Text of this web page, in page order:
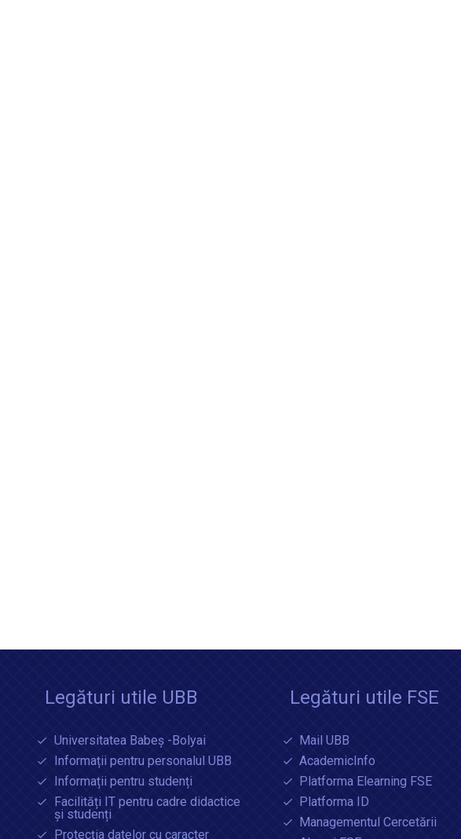
Legături utile UBB
Universitatea Babeș -Bolyai
Informații pentru personalul UBB
Informații pentru studenți
Facilități IT pentru cadre didactice
și studenți
Protecția datelor cu caracter
Legături utile FSE
Mail UBB
AcademicInfo
Platforma Elearning FSE
Platforma ID
Managementul Cercetării